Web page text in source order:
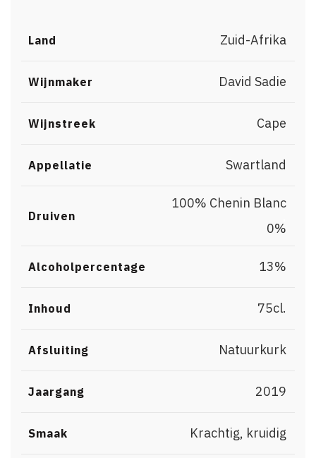
Land Zuid-Afrika
Wijnmaker David Sadie
Wijnstreek Cape
Appellatie Swartland
Druiven
0%
100% Chenin Blanc
Alcoholpercentage 13%
Inhoud 75cl.
Afsluiting Natuurkurk
Jaargang 2019
Smaak Krachtig, kruidig